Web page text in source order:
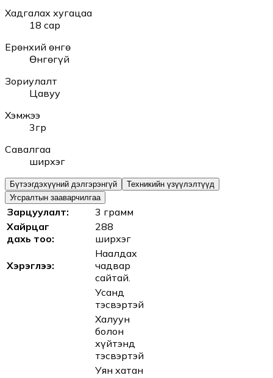
Хадгалах хугацаа
18 сар
Ерөнхий өнгө
Өнгөгүй
Зориулалт
Цавуу
Хэмжээ
3гр
Савалгаа
ширхэг
Бүтээгдэхүүний дэлгэрэнгүй
Техникийн үзүүлэлтүүд
Угсралтын зааварчилгаа
Зарцуулалт:
3 грамм
Хайрцаг
дахь тоо:
288
ширхэг
Хэрэглээ:
Наалдах
чадвар
сайтай.
Усанд
тэсвэртэй
Халуун
болон
хүйтэнд
тэсвэртэй
Уян хатан